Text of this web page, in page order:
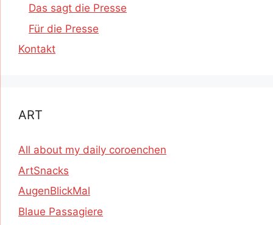
Das sagt die Presse
Für die Presse
Kontakt
ART
All about my daily coroenchen
ArtSnacks
AugenBlickMal
Blaue Passagiere